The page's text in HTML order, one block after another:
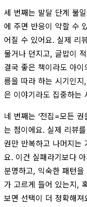
세 번째는 발달 단계 불
에 주면 반응이 약할 수
어질 수 있어요. 실제 리
물거나 던지고, 글밥이
결국 좋은 책이라도 아이
름을 따라 하는 시기인
은 이야기라도 집중하는
네 번째는 ‘전집=모든
는 점이에요. 실제 리뷰
권만 반복하고 나머지는
요. 이건 실패라기보다
분명하고, 익숙한 패턴
가 고르게 들어 있는지,
보면 선택이 더 정확해져